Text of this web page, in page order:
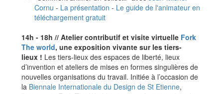
Cornu - La présentation - Le guide de l'animateur en
téléchargement gratuit
14h - 18h // Atelier contributif et visite virtuelle Fork
The world, une exposition vivante sur les tiers-
lieux ! Les tiers-lieux des espaces de liberté, lieux
d’invention et ateliers de mises en formes singulières de
nouvelles organisations du travail. Initiée à l’occasion de
la Biennale Internationale du Design de St Etienne,